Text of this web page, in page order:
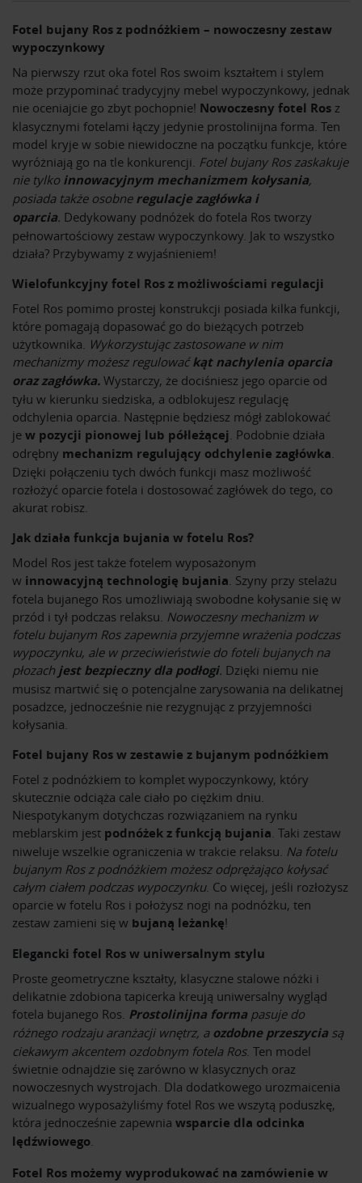
Fotel bujany Ros z podnóżkiem – nowoczesny zestaw
wypoczynkowy
Na pierwszy rzut oka fotel Ros swoim kształtem i stylem
może przypominać tradycyjny mebel wypoczynkowy, jednak
nie oceniajcie go zbyt pochopnie! Nowoczesny fotel Ros z
klasycznymi fotelami łączy jedynie prostolinijna forma. Ten
model kryje w sobie niewidoczne na początku funkcje, które
wyróżniają go na tle konkurencji. Fotel bujany Ros zaskakuje
nie tylko innowacyjnym mechanizmem kołysania,
posiada także osobne regulacje zagłówka i
oparcia. Dedykowany podnóżek do fotela Ros tworzy
pełnowartościowy zestaw wypoczynkowy. Jak to wszystko
działa? Przybywamy z wyjaśnieniem!
Wielofunkcyjny fotel Ros z możliwościami regulacji
Fotel Ros pomimo prostej konstrukcji posiada kilka funkcji,
które pomagają dopasować go do bieżących potrzeb
użytkownika. Wykorzystując zastosowane w nim
mechanizmy możesz regulowaćkąt nachylenia oparcia
oraz zagłówka. Wystarczy, że dociśniesz jego oparcie od
tyłu w kierunku siedziska, a odblokujesz regulację
odchylenia oparcia. Następnie będziesz mógł zablokować
je w pozycji pionowej lub półleżącej. Podobnie działa
odrębny mechanizm regulujący odchylenie zagłówka.
Dzięki połączeniu tych dwóch funkcji masz możliwość
rozłożyć oparcie fotela i dostosować zagłówek do tego, co
akurat robisz.
Jak działa funkcja bujania w fotelu Ros?
Model Ros jest także fotelem wyposażonym
w innowacyjną technologię bujania. Szyny przy stelażu
fotela bujanego Ros umożliwiają swobodne kołysanie się w
przód i tył podczas relaksu. Nowoczesny mechanizm w
fotelu bujanym Ros zapewnia przyjemne wrażenia podczas
wypoczynku, ale w przeciwieństwie do foteli bujanych na
płozach jest bezpieczny dla podłogi. Dzięki niemu nie
musisz martwić się o potencjalne zarysowania na delikatnej
posadzce, jednocześnie nie rezygnując z przyjemności
kołysania.
Fotel bujany Ros w zestawie z bujanym podnóżkiem
Fotel z podnóżkiem to komplet wypoczynkowy, który
skutecznie odciąża cale ciało po ciężkim dniu.
Niespotykanym dotychczas rozwiązaniem na rynku
meblarskim jest podnóżek z funkcją bujania. Taki zestaw
niweluje wszelkie ograniczenia w trakcie relaksu. Na fotelu
bujanym Ros z podnóżkiem możesz odprężająco kołysać
całym ciałem podczas wypoczynku. Co więcej, jeśli rozłożysz
oparcie w fotelu Ros i położysz nogi na podnóżku, ten
zestaw zamieni się w bujaną leżankę!
Elegancki fotel Ros w uniwersalnym stylu
Proste geometryczne kształty, klasyczne stalowe nóżki i
delikatnie zdobiona tapicerka kreują uniwersalny wygląd
fotela bujanego Ros. Prostolinijna forma pasuje do
różnego rodzaju aranżacji wnętrz, a ozdobne przeszycia są
ciekawym akcentem ozdobnym fotela Ros. Ten model
świetnie odnajdzie się zarówno w klasycznych oraz
nowoczesnych wystrojach. Dla dodatkowego urozmaicenia
wizualnego wyposażyliśmy fotel Ros we wszytą poduszkę,
która jednocześnie zapewnia wsparcie dla odcinka
lędźwiowego.
Fotel Ros możemy wyprodukować na zamówienie w